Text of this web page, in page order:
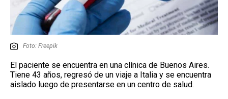
Foto: Freepik
El paciente se encuentra en una clínica de Buenos Aires.
Tiene 43 años, regresó de un viaje a Italia y se encuentra
aislado luego de presentarse en un centro de salud.